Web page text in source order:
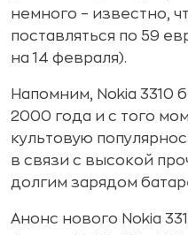
немного – известно,
поставляться по 59
на 14 февраля).
Напомним, Nokia 3310
2000 года и с того
культовую
в связи с высокой
долгим зарядом
Анонс нового Nokia